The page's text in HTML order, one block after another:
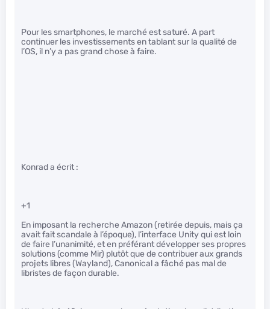
Pour les smartphones, le marché est saturé. A part
continuer les investissements en tablant sur la qualité de
l’OS, il n’y a pas grand chose à faire.
Konrad a écrit :
+1
En imposant la recherche Amazon (retirée depuis, mais ça
avait fait scandale à l’époque), l’interface Unity qui est loin
de faire l’unanimité, et en préférant développer ses propres
solutions (comme Mir) plutôt que de contribuer aux grands
projets libres (Wayland), Canonical a fâché pas mal de
libristes de façon durable.